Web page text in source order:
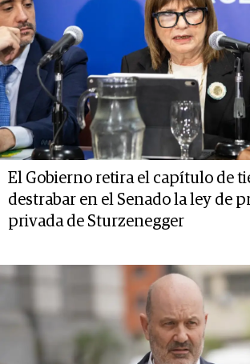
El Gobierno retira el capítulo de
destrabar en el Senado la ley de
privada de Sturzenegger